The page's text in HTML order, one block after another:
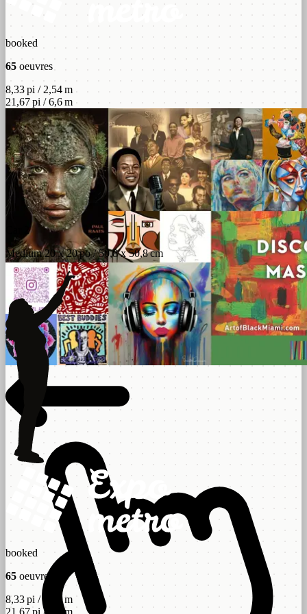
booked
65 oeuvres
8,33 pi / 2,54 m
21,67 pi / 6,6 m
Car 2
Medium 20 x 20 po / 50,8 x 50,8 cm
booked
65 oeuvres
8,33 pi / 2,54 m
21,67 pi / 6,6 m